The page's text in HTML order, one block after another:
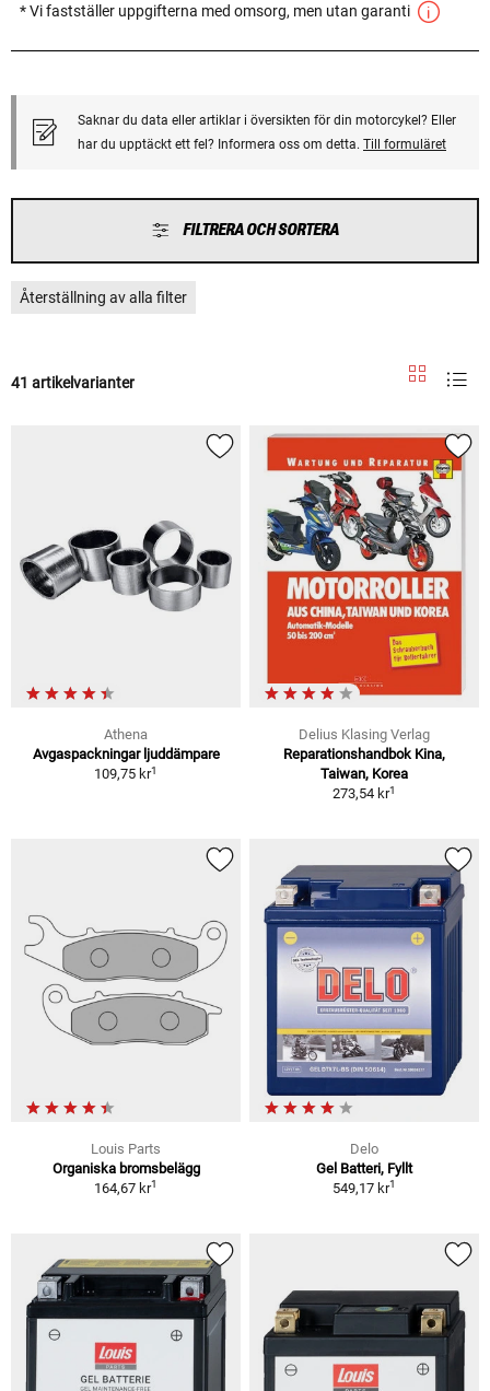
* Vi fastställer uppgifterna med omsorg, men utan garanti
Saknar du data eller artiklar i översikten för din motorcykel? Eller
har du upptäckt ett fel? Informera oss om detta. Till formuläret
FILTRERA OCH SORTERA
Återställning av alla filter
41 artikelvarianter
Athena
Avgaspackningar ljuddämpare
109,75 kr1
Delius Klasing Verlag
Reparationshandbok Kina,
Taiwan, Korea
273,54 kr1
Louis Parts
Organiska bromsbelägg
164,67 kr1
Delo
Gel Batteri, Fyllt
549,17 kr1